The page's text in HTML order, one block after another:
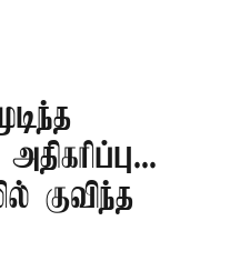
குவிந்த